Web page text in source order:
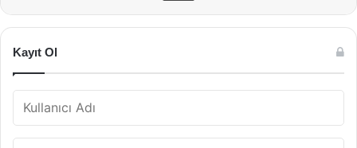
Kayıt Ol